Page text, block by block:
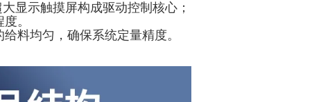
显示触摸屏构成驱动控制核心；
。
料均匀，确保系统定量精度。